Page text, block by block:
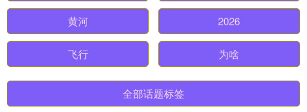
黄河 2026
飞行 为啥
全部话题标签